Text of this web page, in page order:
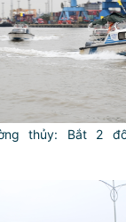
thủy: Bắt 2